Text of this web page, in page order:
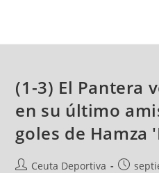
(1-3) El Pantera
en su último
goles de Hamza
Ceuta Deportiva